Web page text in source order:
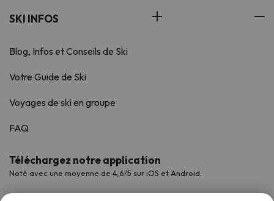
SKI INFOS
Blog, Infos et Conseils de Ski
Votre Guide de Ski
Voyages de ski en groupe
FAQ
Téléchargez notre application
Noté avec une moyenne de 4,6/5 sur iOS et Android.